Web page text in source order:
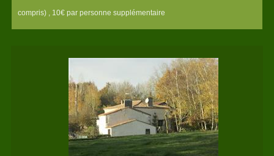
compris) , 10€ par personne supplémentaire